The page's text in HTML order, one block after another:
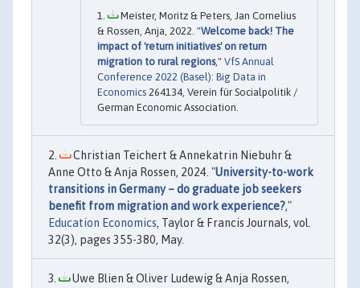
Meister, Moritz & Peters, Jan Cornelius
& Rossen, Anja, 2022. "Welcome back! The
impact of 'return initiatives' on return
migration to rural regions," VfS Annual
Conference 2022 (Basel): Big Data in
Economics 264134, Verein für Socialpolitik /
German Economic Association.
Christian Teichert & Annekatrin Niebuhr &
Anne Otto & Anja Rossen, 2024. "University-to-work
transitions in Germany – do graduate job seekers
benefit from migration and work experience?,"
Education Economics, Taylor & Francis Journals, vol.
32(3), pages 355-380, May.
Uwe Blien & Oliver Ludewig & Anja Rossen,